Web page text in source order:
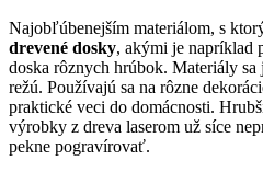
Najobľúbenejším materiálom, s
drevené dosky, akými je napríklad
doska rôznych hrúbok. Materiály sa
režú. Používajú sa na rôzne
praktické veci do domácnosti.
výrobky z dreva laserom už síce
pekne pogravírovať.